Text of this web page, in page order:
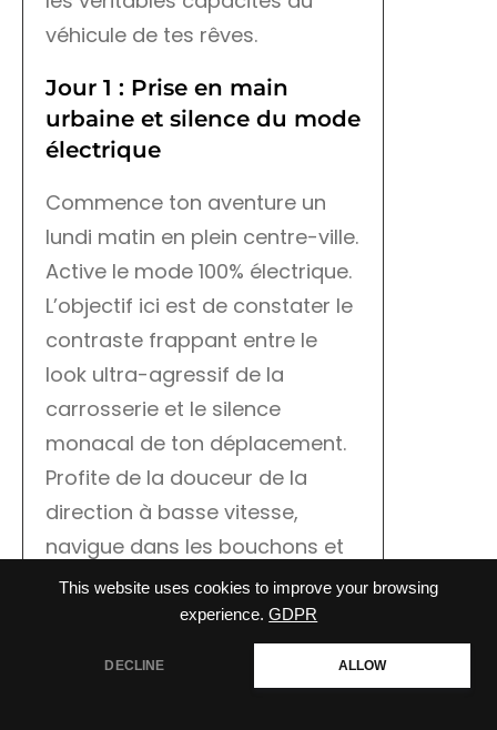
This website uses cookies to improve your browsing
experience. GDPR
DECLINE ALLOW
véhicule de tes rêves.
Jour 1 : Prise en main
urbaine et silence du mode
électrique
Commence ton aventure un
lundi matin en plein centre-ville.
Active le mode 100% électrique.
L’objectif ici est de constater le
contraste frappant entre le
look ultra-agressif de la
carrosserie et le silence
monacal de ton déplacement.
Profite de la douceur de la
direction à basse vitesse,
navigue dans les bouchons et
savoure le confort des sièges
baquets massants. Tu verras
que malgré son blason, il reste
le roi de la jungle urbaine.